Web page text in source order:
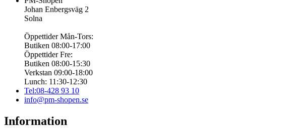
Johan Enbergsväg 2
Solna
Öppettider Mån-Tors:
Butiken 08:00-17:00
Öppettider Fre:
Butiken 08:00-15:30
Verkstan 09:00-18:00
Lunch: 11:30-12:30
Tel:08-428 93 10
info@pm-shopen.se
Information